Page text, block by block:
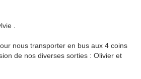
.
nous transporter en bus aux 4 coins
de nos diverses sorties : Olivier et